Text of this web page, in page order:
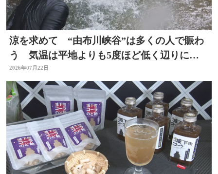
涼を求めて “由布川峡谷”は多くの人で賑わ
う 気温は平地よりも5度ほど低く辺りには
涼しい風も 大分
2026年07月22日